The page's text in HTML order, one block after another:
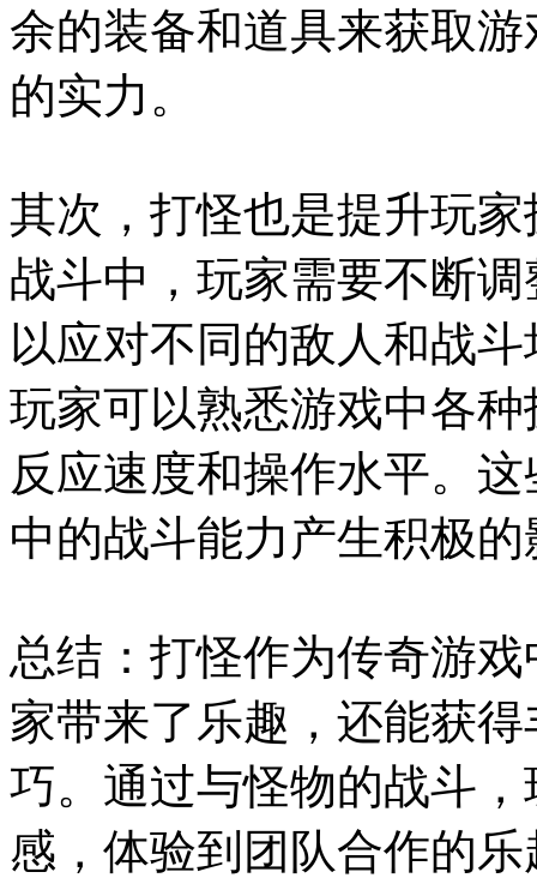
余的装备和道具来获取
的实力。
其次，打怪也是提升玩
战斗中，玩家需要不断
以应对不同的敌人和战
玩家可以熟悉游戏中各
反应速度和操作水平。
中的战斗能力产生积极的
总结：打怪作为传奇游
家带来了乐趣，还能获
巧。通过与怪物的战斗
感，体验到团队合作的